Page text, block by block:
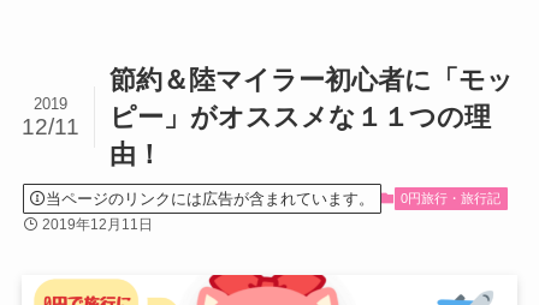
節約＆陸マイラー初心者に「モッ
ピー」がオススメな１１つの理
由！
2019
12/11
当ページのリンクには広告が含まれています。 0円旅行・旅行記
2019年12月11日